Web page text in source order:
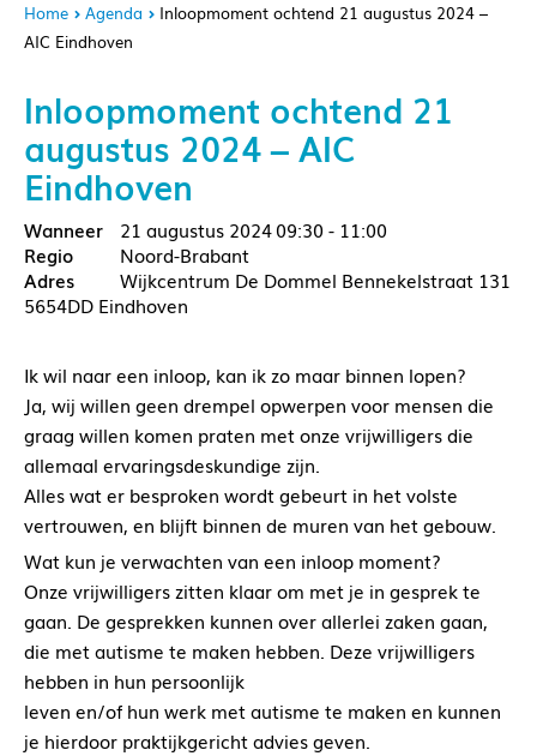
Home Agenda
Inloopmoment ochtend 21 augustus 2024 –
AIC Eindhoven
Inloopmoment ochtend 21
augustus 2024 – AIC
Eindhoven
21 augustus 202409:30 - 11:00
Noord-Brabant
Wijkcentrum De Dommel Bennekelstraat 131
5654DD Eindhoven
Ik wil naar een inloop, kan ik zo maar binnen lopen?
Ja, wij willen geen drempel opwerpen voor mensen die
graag willen komen praten met onze vrijwilligers die
allemaal ervaringsdeskundige zijn.
Alles wat er besproken wordt gebeurt in het volste
vertrouwen, en blijft binnen de muren van het gebouw.
Wat kun je verwachten van een inloop moment?
Onze vrijwilligers zitten klaar om met je in gesprek te
gaan. De gesprekken kunnen over allerlei zaken gaan,
die met autisme te maken hebben. Deze vrijwilligers
hebben in hun persoonlijk
leven en/of hun werk met autisme te maken en kunnen
je hierdoor praktijkgericht advies geven.